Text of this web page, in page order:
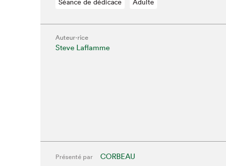
Séance de dédicace Adulte
Auteur·rice
Steve Laflamme
Présenté par CORBEAU